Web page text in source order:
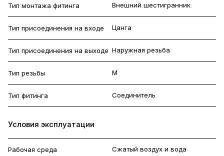
Тип монтажа фитинга Внешний шестигранник
Тип присоединения на входе Цанга
Тип присоединения на выходе Наружная резьба
Тип резьбы M
Тип фитинга Соединитель
Условия эксплуатации
Рабочая среда Сжатый воздух и вода